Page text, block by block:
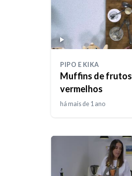
PIPO E KIKA
Muffins de frutos
vermelhos
há mais de 1 ano